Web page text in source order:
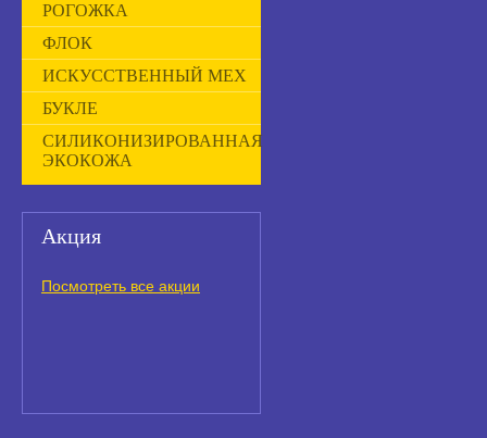
РОГОЖКА
ФЛОК
ИСКУССТВЕННЫЙ МЕХ
БУКЛЕ
СИЛИКОНИЗИРОВАННАЯ
ЭКОКОЖА
Акция
Посмотреть все акции